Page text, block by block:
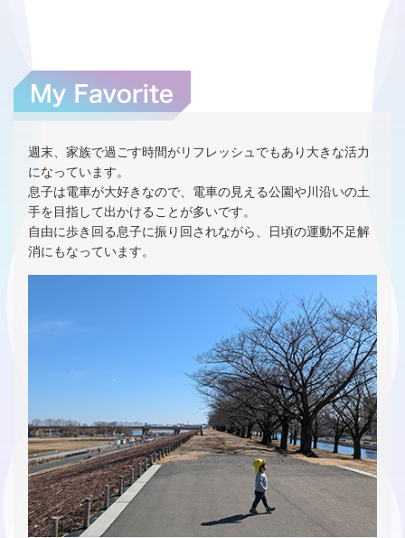
週末、家族で過ごす時間がリフレッシュでもあり大きな活力
になっています。
息子は電車が大好きなので、電車の見える公園や川沿いの土
手を目指して出かけることが多いです。
自由に歩き回る息子に振り回されながら、日頃の運動不足解
消にもなっています。